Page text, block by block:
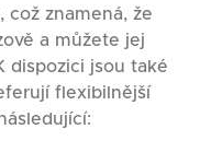
, což znamená, že
a můžete jej
dispozici jsou také
flexibilnější